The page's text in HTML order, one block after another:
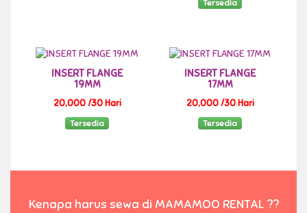
Tersedia
INSERT FLANGE
19MM
20,000 /30 Hari
Tersedia
INSERT FLANGE
17MM
20,000 /30 Hari
Tersedia
Kenapa harus sewa di MAMAMOO RENTAL ??